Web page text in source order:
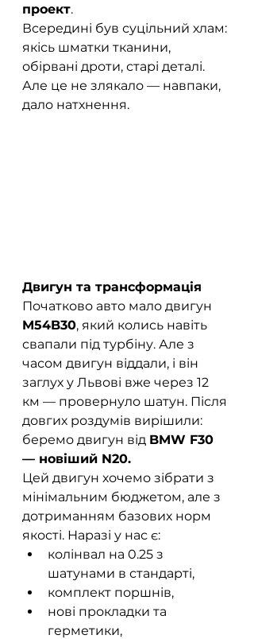
проект.
Всередині був суцільний хлам:
якісь шматки тканини,
обірвані дроти, старі деталі.
Але це не злякало — навпаки,
дало натхнення.
Двигун та трансформація
Початково авто мало двигун
M54B30, який колись навіть
свапали під турбіну. Але з
часом двигун віддали, і він
заглух у Львові вже через 12
км — провернуло шатун. Після
довгих роздумів вирішили:
беремо двигун від BMW F30
— новіший N20.
Цей двигун хочемо зібрати з
мінімальним бюджетом, але з
дотриманням базових норм
якості. Наразі у нас є:
колінвал на 0.25 з
шатунами в стандарті,
комплект поршнів,
нові прокладки та
герметики,